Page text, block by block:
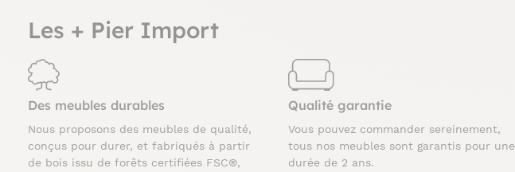
Les + Pier Import
Des meubles durables
Nous proposons des meubles de qualité,
conçus pour durer, et fabriqués à partir
de bois issu de forêts certifiées FSC®,
Qualité garantie
Vous pouvez commander sereinement,
tous nos meubles sont garantis pour une
durée de 2 ans.